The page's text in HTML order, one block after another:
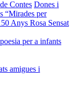
Contes Dones i
“Mirades per
Anys Rosa Sensat
per a infants
amigues i